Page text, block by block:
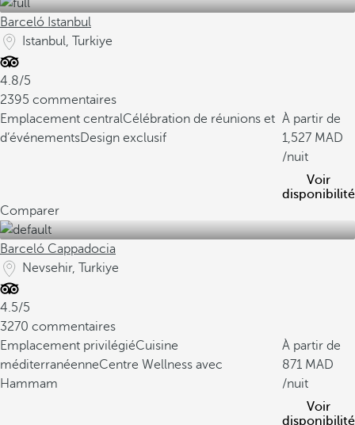
Barceló Istanbul
Istanbul, Turkiye
4.8/5
2395 commentaires
Emplacement centralCélébration de réunions et
d’événementsDesign exclusif
À partir de
1,527
/nuit
Voir
disponibilité
Comparer
Barceló Cappadocia
Nevsehir, Turkiye
4.5/5
3270 commentaires
Emplacement privilégiéCuisine
méditerranéenneCentre Wellness avec
Hammam
À partir de
871
/nuit
Voir
disponibilité